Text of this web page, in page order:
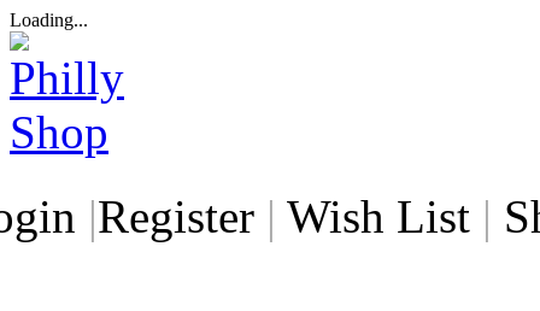
Loading...
|Register | Wish List |